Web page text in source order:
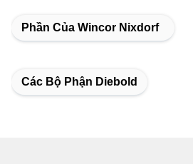
Phần Của Wincor Nixdorf
Các Bộ Phận Diebold